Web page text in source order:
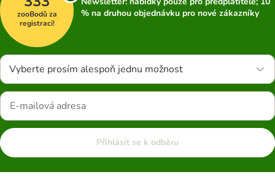
zooBodů za
registraci!
% na druhou objednávku pro nové zákazníky
Vyberte prosím alespoň jednu možnost
Přihlásit se k odběru